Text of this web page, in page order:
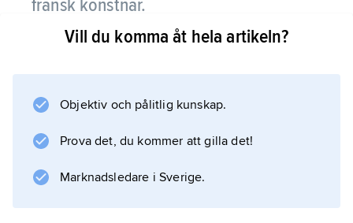
fransk konstnär.
Monet är den ledande målaren bland
växte upp vid kusten nära Le Havre och
teckning. Tidigt skaffade han sig en personlig
förtrogenhet med samtida franskt
landskapsmåleri. Efter bl.a. en kort vistelse i
Vill du komma åt hela artikeln?
Objektiv och pålitlig kunskap.
Prova det, du kommer att gilla det!
Marknadsledare i Sverige.